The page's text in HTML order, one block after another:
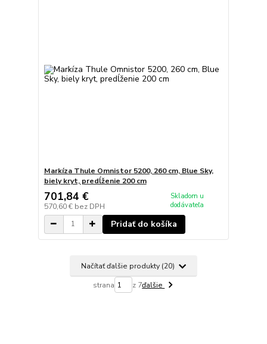
Markíza Thule Omnistor 5200, 260 cm, Blue Sky,
biely kryt, predĺženie 200 cm
701,84 €
570,60 € bez DPH
Skladom u
dodávateľa
Pridať do košíka
Načítať ďalšie produkty (20)
strana z 7ďalšie